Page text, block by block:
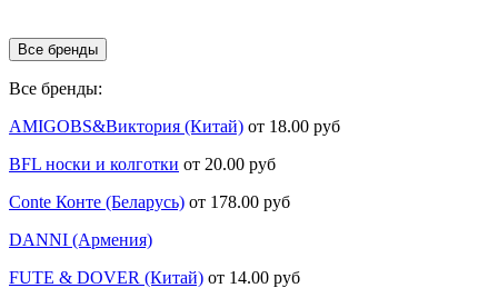
Все бренды
Все бренды:
AMIGOBS&Виктория (Китай) от 18.00 руб
BFL носки и колготки от 20.00 руб
Conte Конте (Беларусь) от 178.00 руб
DANNI (Армения)
FUTE & DOVER (Китай) от 14.00 руб